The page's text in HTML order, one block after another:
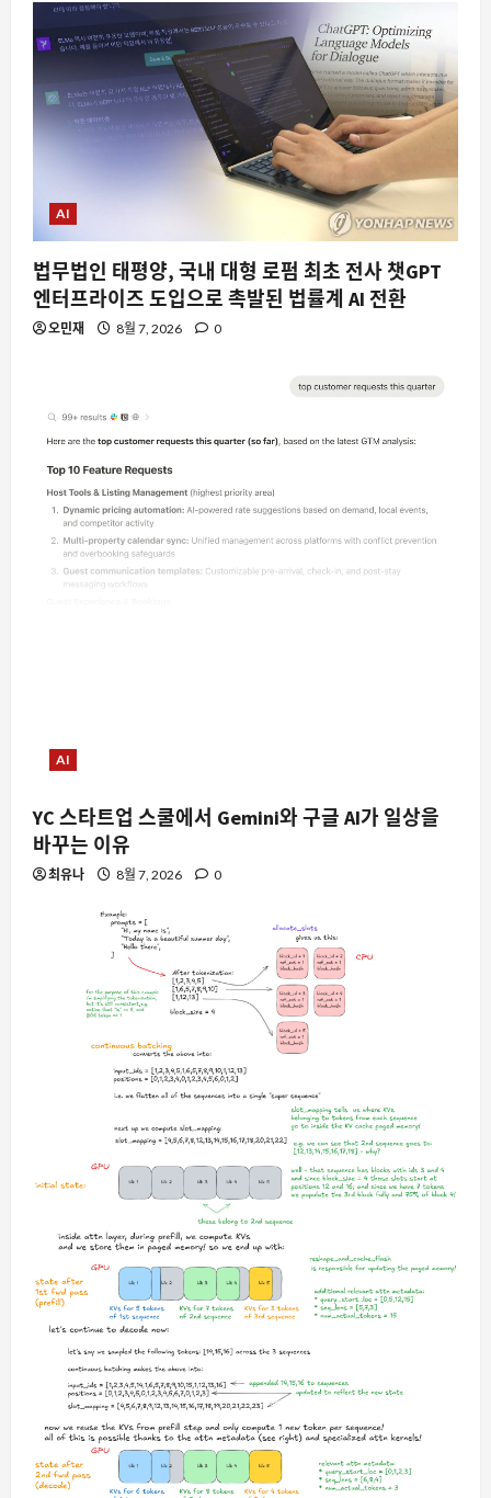
AI
법무법인 태평양, 국내 대형 로펌 최초 전사 챗GPT
엔터프라이즈 도입으로 촉발된 법률계 AI 전환
오민재 8월 7, 2026 0
AI
YC 스타트업 스쿨에서 Gemini와 구글 AI가 일상을
바꾸는 이유
최유나 8월 7, 2026 0
2
전시회
제3회 대한민국 사회적가치 페스타
8월 7, 2026
3
자동차
콜린 맥레이의 전설적 서브라임프레자
열렸다
8월 7, 2026 0
AI
법무법인 태평양, 국내 대형 로펌 최초 전
사 챗GPT 엔터프라이즈 도입으로 촉발